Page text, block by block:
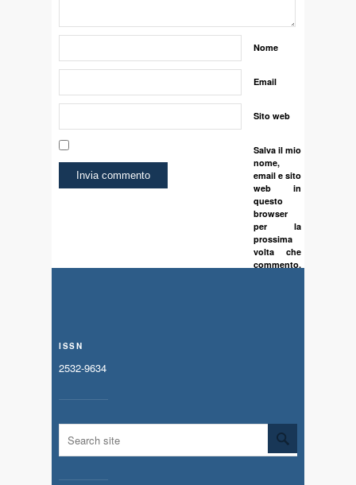
Nome
Email
Sito web
Salva il mio
nome,
email e sito
web in
questo
browser
per la
prossima
volta che
commento.
ISSN
2532-9634